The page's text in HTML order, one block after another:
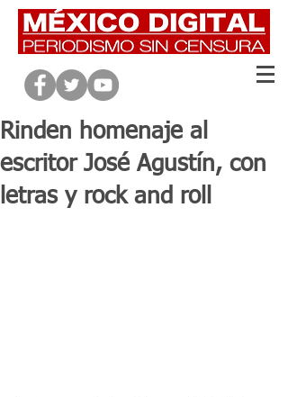
Rinden homenaje al
escritor José Agustín, con
letras y rock and roll